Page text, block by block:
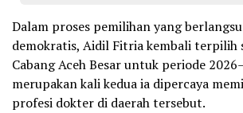
Dalam proses pemilihan yang
demokratis, Aidil Fitria kembali terpilih
Cabang Aceh Besar untuk periode
merupakan kali kedua ia dipercaya
profesi dokter di daerah tersebut.